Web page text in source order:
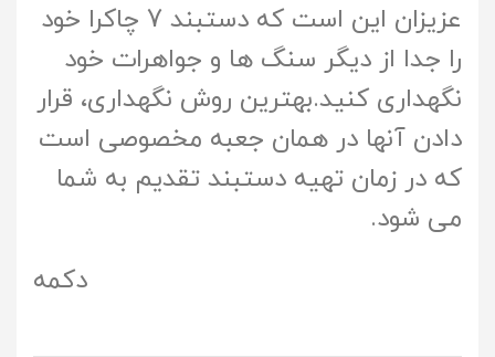
عزیزان این است که دستبند 7 چاکرا خود
را جدا از دیگر سنگ ها و جواهرات خود
نگهداری کنید.بهترین روش نگهداری، قرار
دادن آنها در همان جعبه مخصوصی است
که در زمان تهیه دستبند تقدیم به شما
می شود.
دکمه